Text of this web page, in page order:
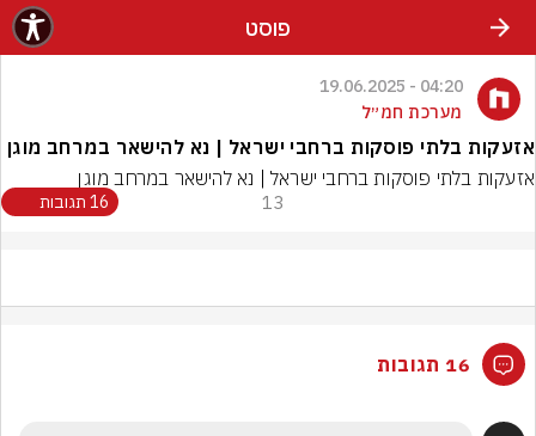
פוסט
04:20 - 19.06.2025
מערכת חמ״ל
אזעקות בלתי פוסקות ברחבי ישראל | נא להישאר במרחב מוגן
אזעקות בלתי פוסקות ברחבי ישראל | נא להישאר במרחב מוגן
13 16 תגובות
16 תגובות